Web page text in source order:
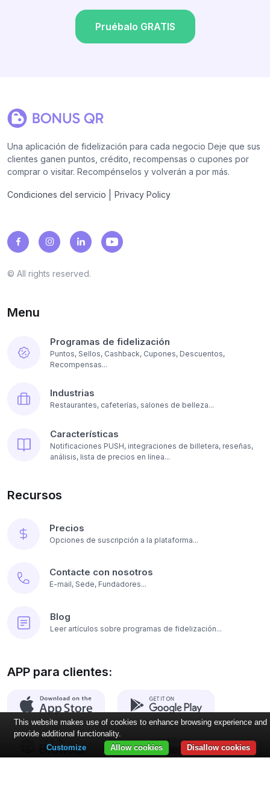
Pruébalo GRATIS
Una aplicación de fidelización para cada negocio Deje que sus
clientes ganen puntos, crédito, recompensas o cupones por
comprar o visitar. Recompénselos y volverán a por más.
Condiciones del servicio Privacy Policy
© All rights reserved.
Menu
Programas de fidelización
Puntos, Sellos, Cashback, Cupones, Descuentos,
Recompensas...
Industrias
Restaurantes, cafeterías, salones de belleza...
Características
Notificaciones PUSH, integraciones de billetera, reseñas,
análisis, lista de precios en línea...
Recursos
Precios
Opciones de suscripción a la plataforma...
Contacte con nosotros
E-mail, Sede, Fundadores...
Blog
Leer artículos sobre programas de fidelización...
APP para clientes:
This website makes use of cookies to enhance browsing experience and
provide additional functionality.
Disallow cookies
Allow cookies
Customize